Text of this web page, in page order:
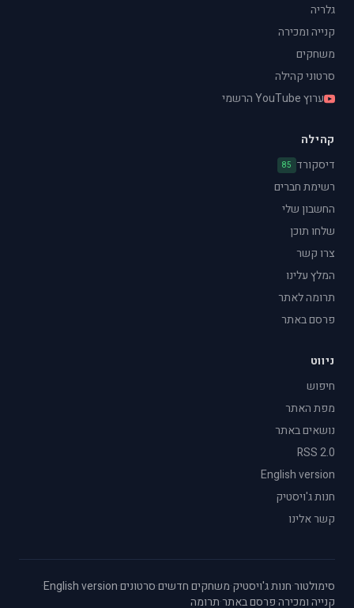
גלריה
קנייה ומכירה
משחקים
סרטוני קהילה
ערוץ YouTube הרשמי
קהילה
דיסקורד 85
רשימת חברים
החשבון שלי
שלחו תוכן
צרו קשר
המלץ עלינו
תרומה לאתר
פרסם באתר
ניווט
חיפוש
מפת האתר
נושאים באתר
RSS 2.0
English version
חנות ג'ויסטיק
קשר אלינו
סימולטור·חנות ג'ויסטיק·משחקים חדשים·סרטונים·
English version
·
קנייה ומכירה·פרסם באתר·תרומה